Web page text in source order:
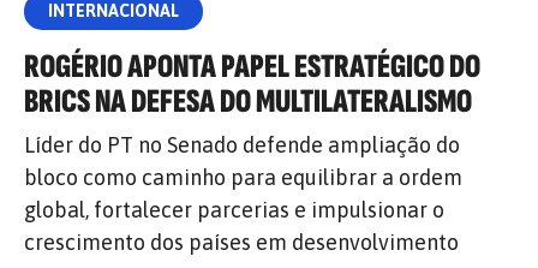
INTERNACIONAL
ROGÉRIO APONTA PAPEL ESTRATÉGICO DO
BRICS NA DEFESA DO MULTILATERALISMO
Líder do PT no Senado defende ampliação do
bloco como caminho para equilibrar a ordem
global, fortalecer parcerias e impulsionar o
crescimento dos países em desenvolvimento